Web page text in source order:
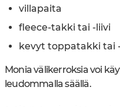
villapaita
fleece-takki tai -liivi
kevyt toppatakki tai
Monia välikerroksia voi
leudommalla säällä.